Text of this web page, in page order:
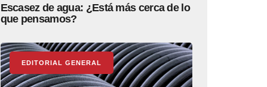
Escasez de agua: ¿Está más cerca de lo
que pensamos?
EDITORIAL GENERAL